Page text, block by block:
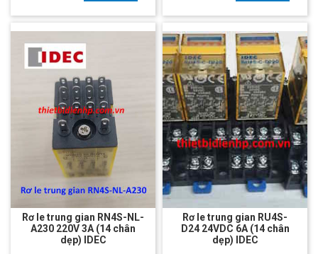
Rơ le trung gian RN4S-NL-
A230 220V 3A (14 chân
dẹp) IDEC
Rơ le trung gian RU4S-
D24 24VDC 6A (14 chân
dẹp) IDEC